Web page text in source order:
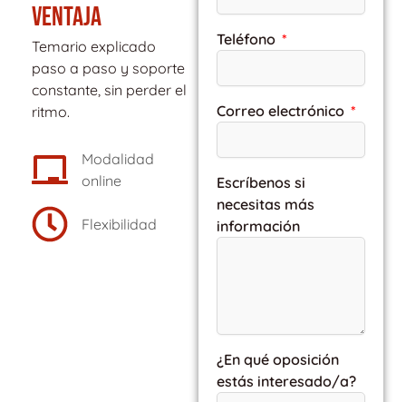
VENTAJA
Temario explicado
paso a paso y soporte
constante, sin perder el
ritmo.
Modalidad
online
Flexibilidad
Teléfono
Correo electrónico
Escríbenos si
necesitas más
información
¿En qué oposición
estás interesado/a?